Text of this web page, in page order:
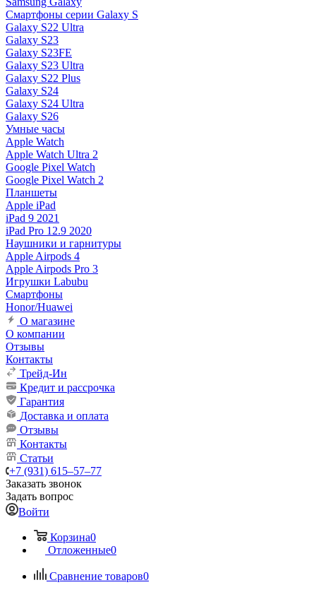
Смартфоны серии Galaxy S
Galaxy S22 Ultra
Galaxy S23
Galaxy S23FE
Galaxy S23 Ultra
Galaxy S22 Plus
Galaxy S24
Galaxy S24 Ultra
Galaxy S26
Умные часы
Apple Watch
Apple Watch Ultra 2
Google Pixel Watch
Google Pixel Watch 2
Планшеты
Apple iPad
iPad 9 2021
iPad Pro 12.9 2020
Наушники и гарнитуры
Apple Airpods 4
Apple Airpods Pro 3
Игрушки Labubu
Смартфоны
Honor/Huawei
О магазине
О компании
Отзывы
Контакты
Трейд-Ин
Кредит и рассрочка
Гарантия
Доставка и оплата
Отзывы
Контакты
Статьи
+7 (931) 615‒57‒77
Заказать звонок
Задать вопрос
Войти
Корзина0
Отложенные0
Сравнение товаров0